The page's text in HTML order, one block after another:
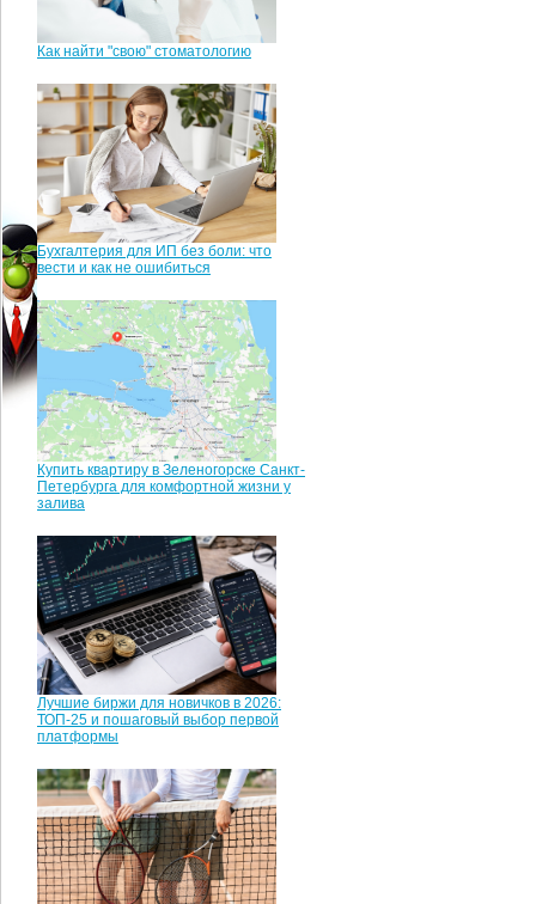
Как найти "свою" стоматологию
Бухгалтерия для ИП без боли: что
вести и как не ошибиться
Купить квартиру в Зеленогорске Санкт-
Петербурга для комфортной жизни у
залива
Лучшие биржи для новичков в 2026:
ТОП-25 и пошаговый выбор первой
платформы